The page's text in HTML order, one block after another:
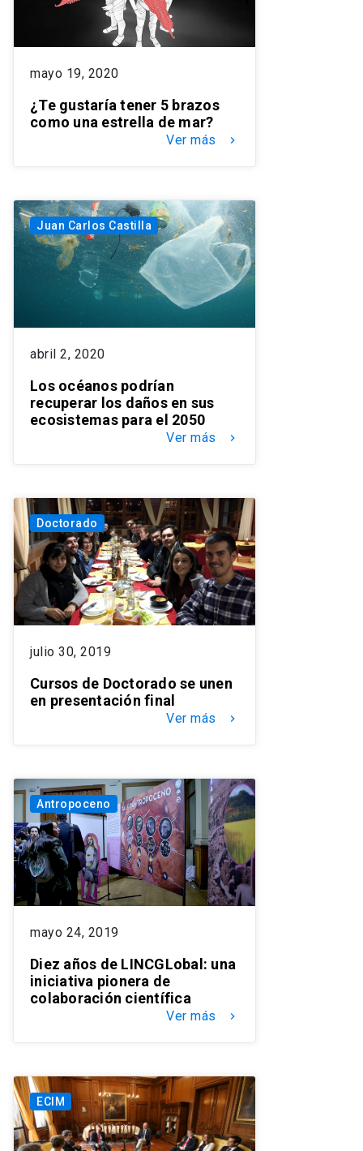
mayo 19, 2020
¿Te gustaría tener 5 brazos
como una estrella de mar?
Ver más keyboard_arrow_right
Juan Carlos Castilla
abril 2, 2020
Los océanos podrían
recuperar los daños en sus
ecosistemas para el 2050
Ver más keyboard_arrow_right
Doctorado
julio 30, 2019
Cursos de Doctorado se unen
en presentación final
Ver más keyboard_arrow_right
Antropoceno
mayo 24, 2019
Diez años de LINCGLobal: una
iniciativa pionera de
colaboración científica
Ver más keyboard_arrow_right
ECIM